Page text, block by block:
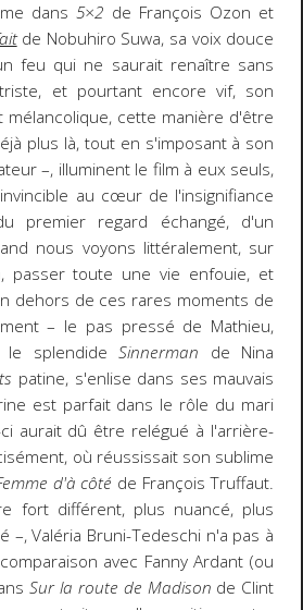
dans5×2 de François Ozon et
de Nobuhiro Suwa, sa voix douce
feu qui ne saurait renaître sans
et pourtant encore vif, son
cette manière d'être
plus là, tout en s'imposant à son
–, illuminent le film à eux seuls,
au cœur de l'insignifiance
premier regard échangé, d'un
nous voyons littéralement, sur
passer toute une vie enfouie, et
dehors de ces rares moments de
– le pas pressé de Mathieu,
le splendideSinnerman de Nina
patine, s'enlise dans ses mauvais
est parfait dans le rôle du mari
aurait dû être relégué à l'arrière-
où réussissait son sublime
d'à côté de François Truffaut.
fort différent, plus nuancé, plus
–, Valéria Bruni-Tedeschi n'a pas à
avec Fanny Ardant (ou
Sur la route de Madison de Clint